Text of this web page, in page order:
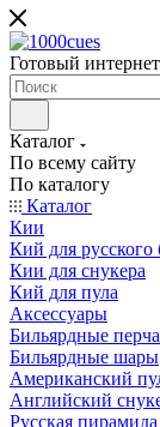
Готовый
Каталог
По всему сайту
По каталогу
Каталог
Кии
Кий для русского
Кии для снукера
Кий для пула
Аксессуары
Бильярдные
Бильярдные шары
Американский
Английский
Русская пирамида